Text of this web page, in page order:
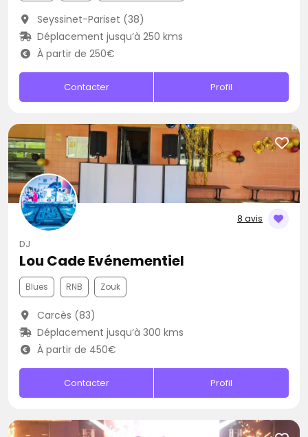
Seyssinet-Pariset (38)
Déplacement jusqu’à 250 kms
À partir de 250€
Contacter Profil
8 avis
DJ
Lou Cade Evénementiel
Blues RNB Zouk
Carcès (83)
Déplacement jusqu’à 300 kms
À partir de 450€
Contacter Profil